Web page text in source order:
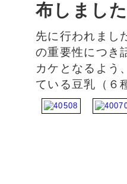
布しました
先に行われまし
の重要性につき
カケとなるよう
ている豆乳（６